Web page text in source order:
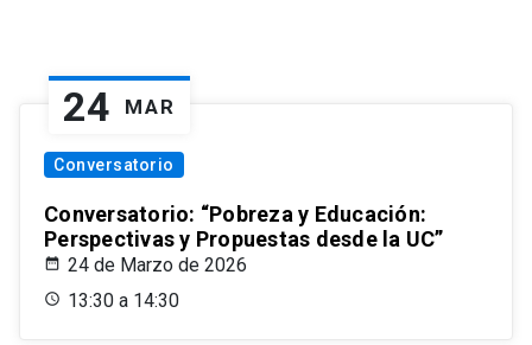
24 MAR
Conversatorio
Conversatorio: “Pobreza y Educación:
Perspectivas y Propuestas desde la UC”
24 de Marzo de 2026
13:30 a 14:30